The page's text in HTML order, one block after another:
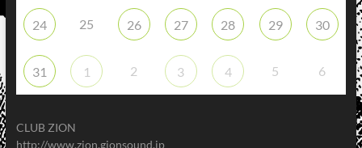
24 25 26 27 28 29 30
31 1 2 3 4 5 6
CLUB ZION
http://www.zion.gionsound.jp